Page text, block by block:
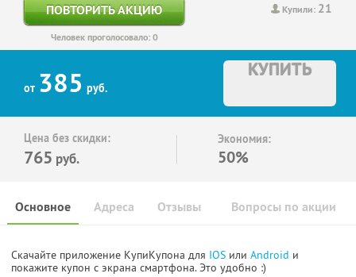
Купили: 21
ПОВТОРИТЬ АКЦИЮ
Человек проголосовало: 0
от 385 руб.
КУПИТЬ
Цена без скидки:
765 руб.
Экономия:
50%
Основное Отзывы Вопросы по акции
Адреса
Скачайте приложение КупиКупона для IOS или Android и
покажите купон с экрана смартфона. Это удобно :)